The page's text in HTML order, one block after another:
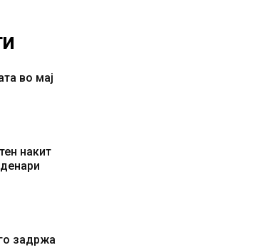
во мај
накит
задржа